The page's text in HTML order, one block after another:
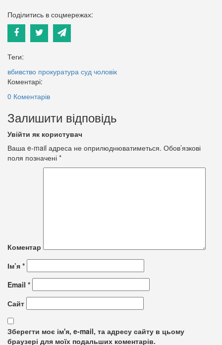
Поділитись в соцмережах:
Теги:
вбивство прокуратура суд чоловік
Коментарі:
0 Коментарів
Залишити відповідь
Увійти як користувач
Ваша e-mail адреса не оприлюднюватиметься. Обов’язкові
поля позначені *
Коментар
Ім’я *
Email *
Сайт
Зберегти моє ім'я, e-mail, та адресу сайту в цьому
браузері для моїх подальших коментарів.